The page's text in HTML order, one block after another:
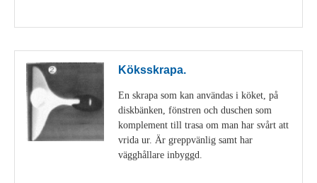
Köksskrapa.
En skrapa som kan användas i köket, på
diskbänken, fönstren och duschen som
komplement till trasa om man har svårt att
vrida ur. Är greppvänlig samt har
vägghållare inbyggd.